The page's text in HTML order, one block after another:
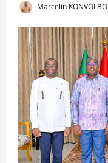
Marcelin KONVOLBO